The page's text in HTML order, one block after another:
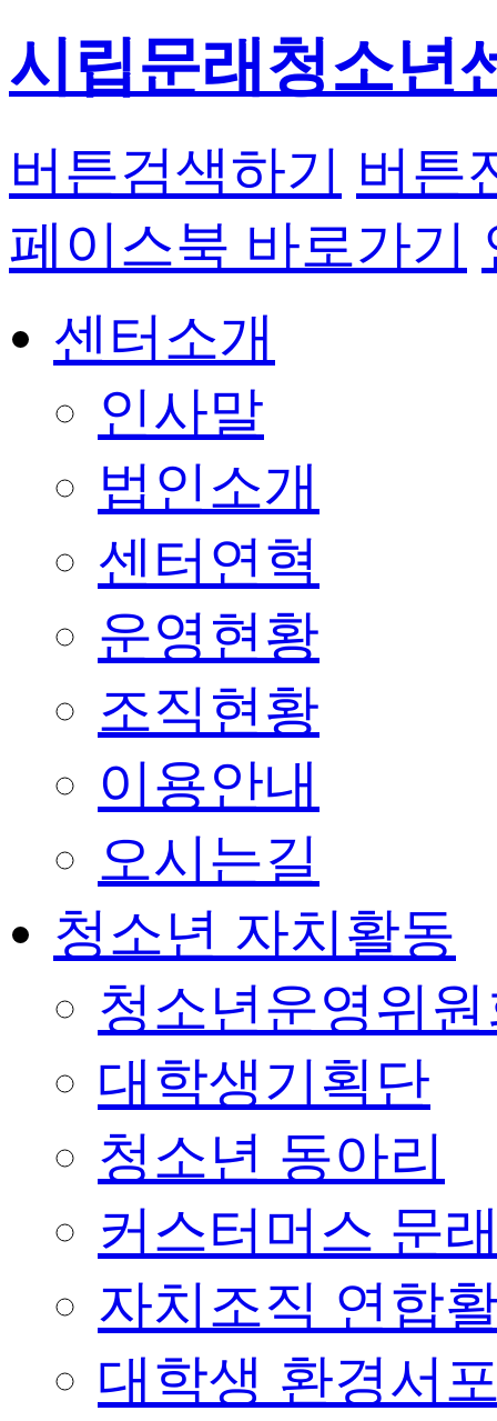
시립문래청소년
버튼검색하기 버튼
페이스북 바로가기
센터소개
인사말
법인소개
센터연혁
운영현황
조직현황
이용안내
오시는길
청소년 자치활동
청소년운영위
대학생기획단
청소년 동아리
커스터머스 문
자치조직 연합
대학생 환경서